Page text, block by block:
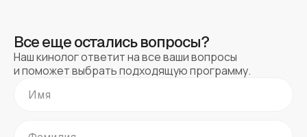
Все еще остались вопросы?
Наш кинолог ответит на все ваши вопросы
и поможет выбрать подходящую программу.